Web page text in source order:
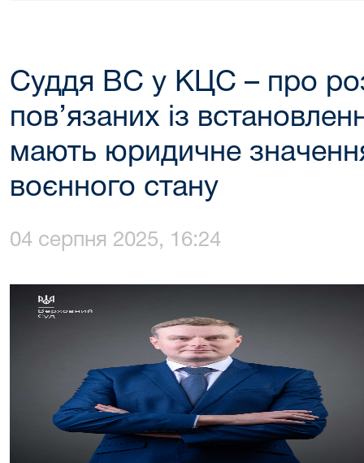
Суддя ВС у КЦС – про
пов’язаних із
мають юридичне
воєнного стану
04 серпня 2025, 16:24